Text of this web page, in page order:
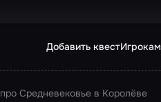
Добавить квестИгрокам
Средневековье в Королёве